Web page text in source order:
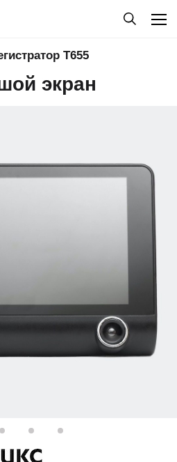
T655
экран